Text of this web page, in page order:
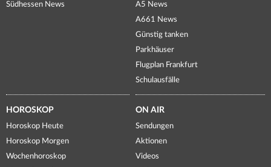
Südhessen News
A5 News
A661 News
Günstig tanken
Parkhäuser
Flugplan Frankfurt
Schulausfälle
HOROSKOP
Horoskop Heute
Horoskop Morgen
Wochenhoroskop
ON AIR
Sendungen
Aktionen
Videos